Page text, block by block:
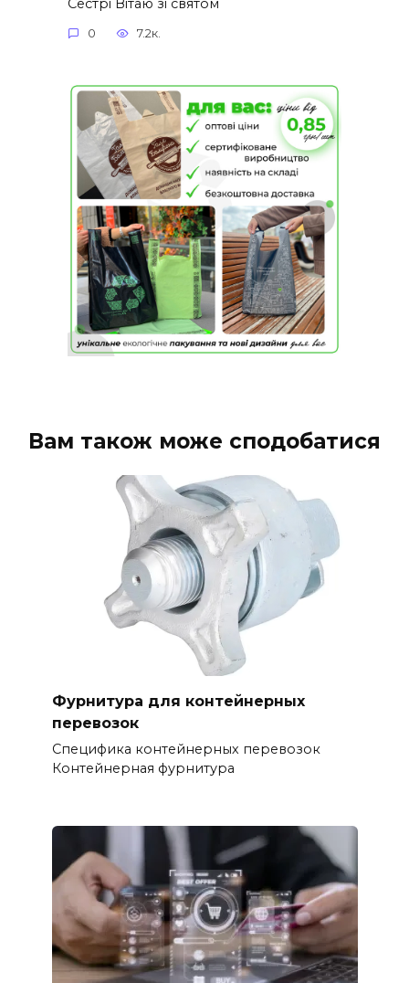
Сестрі Вітаю зі святом
0 7.2к.
Вам також може сподобатися
Фурнитура для контейнерных
перевозок
Специфика контейнерных перевозок
Контейнерная фурнитура